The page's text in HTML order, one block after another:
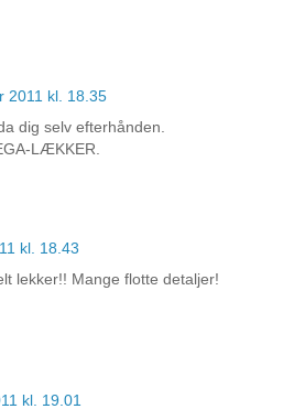
2011 kl. 18.35
dig selv efterhånden.
LÆKKER.
kl. 18.43
lekker!! Mange flotte detaljer!
kl. 19.01